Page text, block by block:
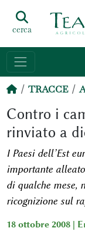
cerca
TRACCE
Contro i
rinviato a
I Paesi dell’Est
importante
di qualche mese,
ricognizione sul
18 ottobre 2008 |